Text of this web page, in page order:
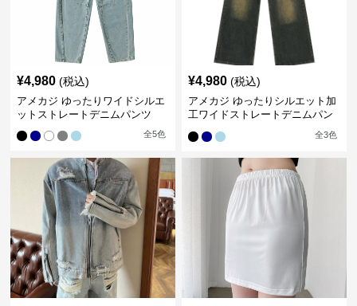
¥4,980 (税込)
アメカジ ゆったりワイドシルエ
ットストレートデニムパンツ
全5色
¥4,980 (税込)
アメカジ ゆったりシルエット加
工ワイドストレートデニムパン
全3色